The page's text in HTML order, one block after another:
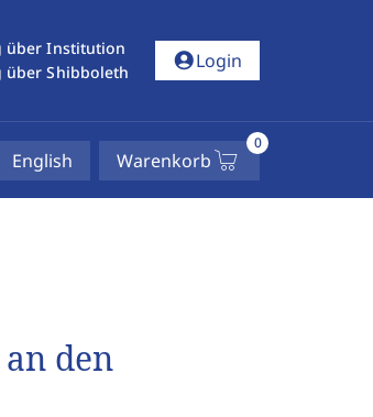
über Institution
über Shibboleth
account_circleLogin
English Warenkorb
0
den